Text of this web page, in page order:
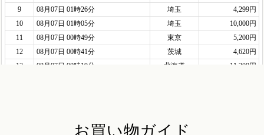
お買い物ガイド